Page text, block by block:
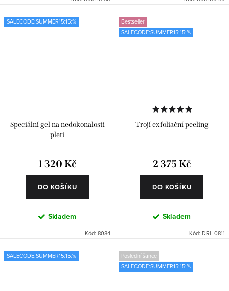
SALECODE:SUMMER15:15:%
Speciální gel na nedokonalosti
pleti
1 320 Kč
DO KOŠÍKU
Skladem
Kód: 8084
Bestseller
SALECODE:SUMMER15:15:%
Trojí exfoliační peeling
2 375 Kč
DO KOŠÍKU
Skladem
Kód: DRL-0811
SALECODE:SUMMER15:15:%
Poslední šance
SALECODE:SUMMER15:15:%